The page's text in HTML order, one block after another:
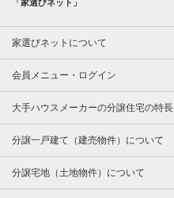
「家選びネット」
家選びネットについて
会員メニュー・ログイン
大手ハウスメーカーの分譲住宅の特長
分譲一戸建て（建売物件）について
分譲宅地（土地物件）について